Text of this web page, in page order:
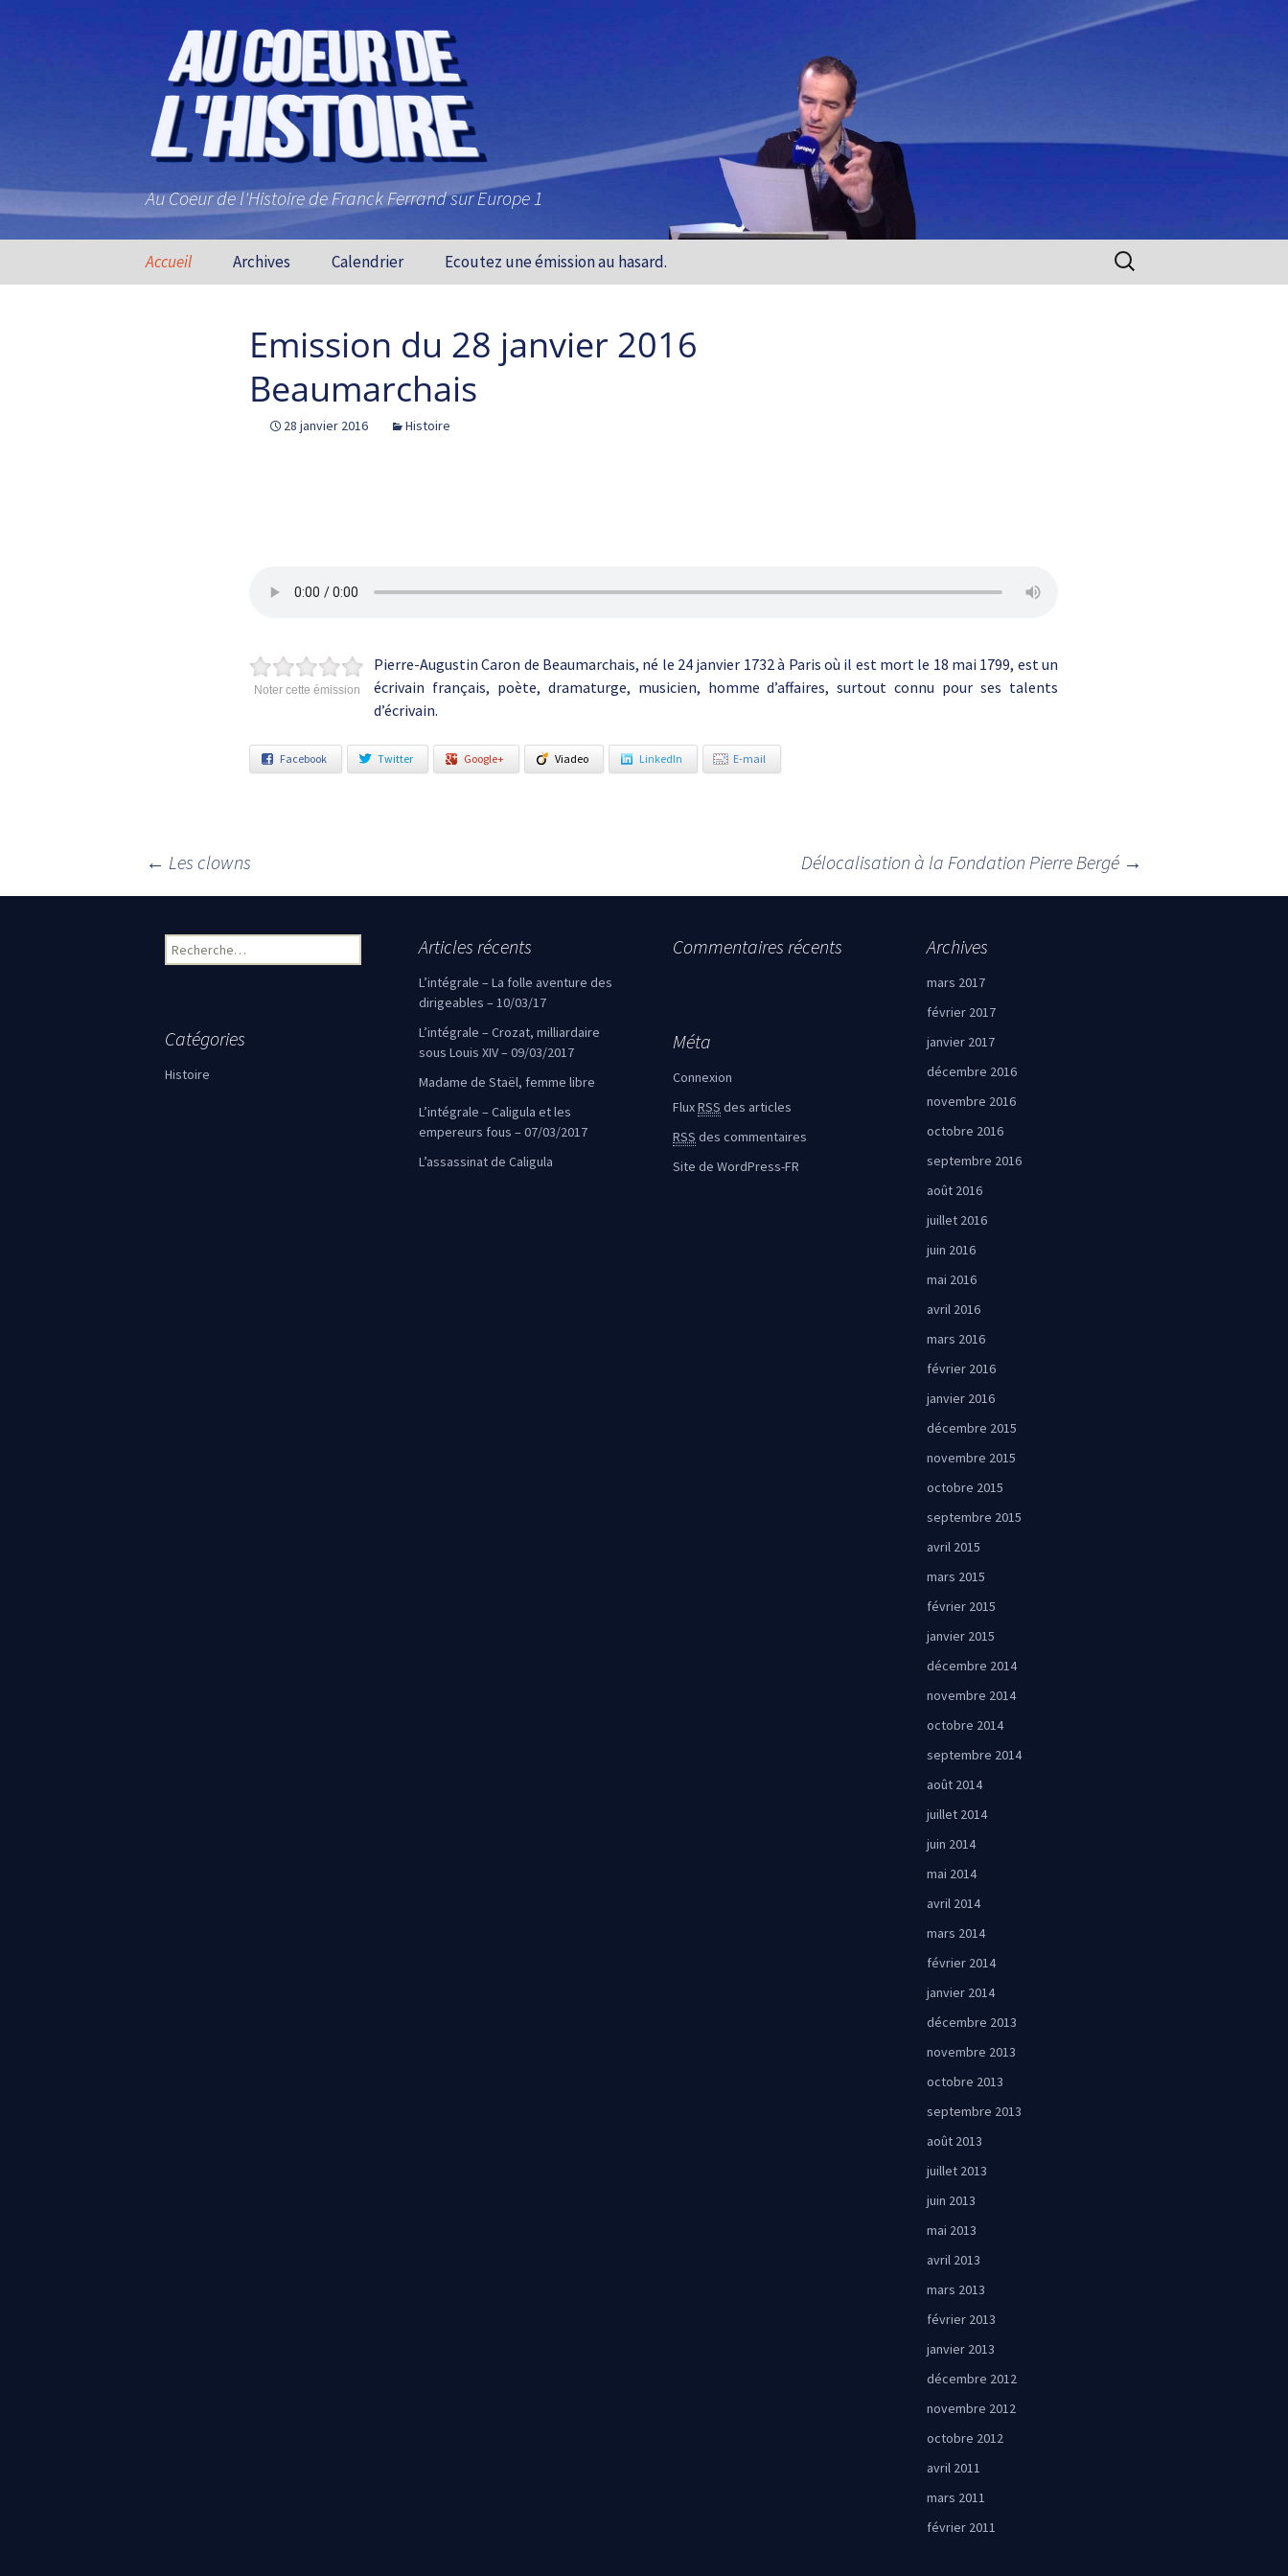
Au Coeur de l'Histoire de Franck Ferrand sur Europe 1
Aller au contenu principal
Accueil Archives Calendrier Ecoutez une émission au hasard. Rechercher :
Emission du 28 janvier 2016
Beaumarchais
28 janvier 2016 Histoire
Noter cette émission
Pierre-Augustin Caron de Beaumarchais, né le 24 janvier 1732 à Paris où il est mort le 18 mai 1799, est un
écrivain français, poète, dramaturge, musicien, homme d’affaires, surtout connu pour ses talents
d’écrivain.
Facebook Twitter Google+ Viadeo LinkedIn E-mail
Navigation des articles
← Les clowns Délocalisation à la Fondation Pierre Bergé →
Rechercher : Articles récents
L’intégrale – La folle aventure des
dirigeables – 10/03/17
L’intégrale – Crozat, milliardaire
sous Louis XIV – 09/03/2017
Madame de Staël, femme libre
L’intégrale – Caligula et les
empereurs fous – 07/03/2017
L’assassinat de Caligula
Commentaires récents Archives
mars 2017
février 2017
janvier 2017
décembre 2016
novembre 2016
octobre 2016
septembre 2016
août 2016
juillet 2016
juin 2016
mai 2016
avril 2016
mars 2016
février 2016
janvier 2016
décembre 2015
novembre 2015
octobre 2015
septembre 2015
avril 2015
mars 2015
février 2015
janvier 2015
décembre 2014
novembre 2014
octobre 2014
septembre 2014
août 2014
juillet 2014
juin 2014
mai 2014
avril 2014
mars 2014
février 2014
janvier 2014
décembre 2013
novembre 2013
octobre 2013
septembre 2013
août 2013
juillet 2013
juin 2013
mai 2013
avril 2013
mars 2013
février 2013
janvier 2013
décembre 2012
novembre 2012
octobre 2012
avril 2011
mars 2011
février 2011
Catégories
Histoire
Méta
Connexion
FluxRSS des articles
RSS des commentaires
Site de WordPress-FR